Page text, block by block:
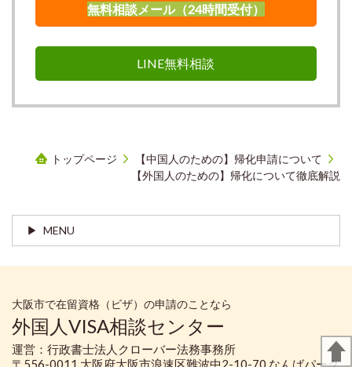
無料相談メール（24時間受付）
LINE無料相談
トップページ
【中国人のための】帰化申請について
【外国人のための】帰化について徹底解説
MENU
大阪市で在留資格（ビザ）の申請のことなら
外国人VISA相談センター
運営：行政書士法人クローバー法務事務所
〒556-0011 大阪府大阪市浪速区難波中2-10-70 なんばパーク